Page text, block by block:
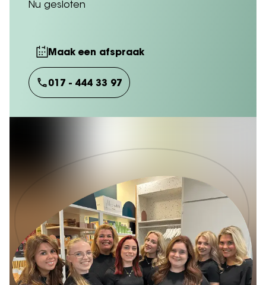
Nu gesloten
Maak een afspraak
017 - 444 33 97